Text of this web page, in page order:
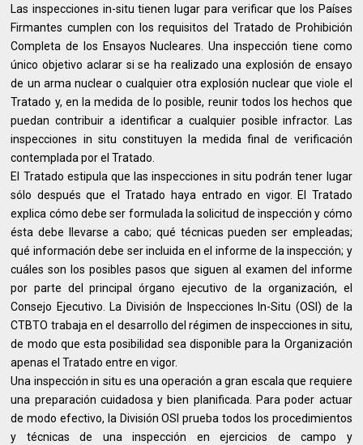
Las inspecciones in-situ tienen lugar para verificar que los Países
Firmantes cumplen con los requisitos del Tratado de Prohibición
Completa de los Ensayos Nucleares. Una inspección tiene como
único objetivo aclarar si se ha realizado una explosión de ensayo
de un arma nuclear o cualquier otra explosión nuclear que viole el
Tratado y, en la medida de lo posible, reunir todos los hechos que
puedan contribuir a identificar a cualquier posible infractor. Las
inspecciones in situ constituyen la medida final de verificación
contemplada por el Tratado.
El Tratado estipula que las inspecciones in situ podrán tener lugar
sólo después que el Tratado haya entrado en vigor. El Tratado
explica cómo debe ser formulada la solicitud de inspección y cómo
ésta debe llevarse a cabo; qué técnicas pueden ser empleadas;
qué información debe ser incluida en el informe de la inspección; y
cuáles son los posibles pasos que siguen al examen del informe
por parte del principal órgano ejecutivo de la organización, el
Consejo Ejecutivo. La División de Inspecciones In-Situ (OSI) de la
CTBTO trabaja en el desarrollo del régimen de inspecciones in situ,
de modo que esta posibilidad sea disponible para la Organización
apenas el Tratado entre en vigor.
Una inspección in situ es una operación a gran escala que requiere
una preparación cuidadosa y bien planificada. Para poder actuar
de modo efectivo, la División OSI prueba todos los procedimientos
y técnicas de una inspección en ejercicios de campo y